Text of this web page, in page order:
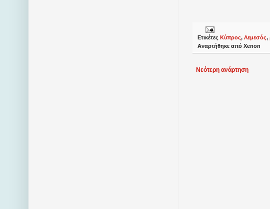
Ετικέτες Κύπρος, Λεμεσός,
Αναρτήθηκε από Xenon
Νεότερη ανάρτηση